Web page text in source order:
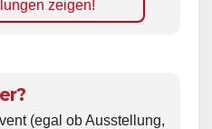
zeigen!
(egal ob Ausstellung,